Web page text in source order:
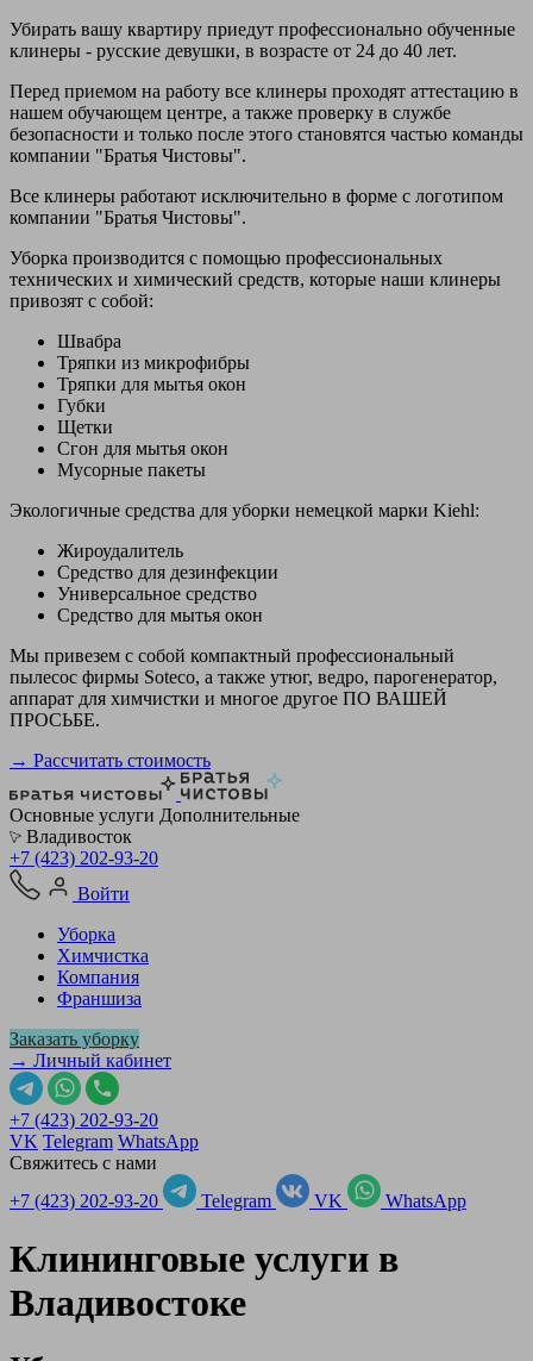
Убирать вашу квартиру приедут профессионально обученные
клинеры - русские девушки, в возрасте от 24 до 40 лет.
Перед приемом на работу все клинеры проходят аттестацию в
нашем обучающем центре, а также проверку в службе
безопасности и только после этого становятся частью команды
компании "Братья Чистовы".
Все клинеры работают исключительно в форме с логотипом
компании "Братья Чистовы".
Уборка производится с помощью профессиональных
технических и химический средств, которые наши клинеры
привозят с собой:
Швабра
Тряпки из микрофибры
Тряпки для мытья окон
Губки
Щетки
Сгон для мытья окон
Мусорные пакеты
Экологичные средства для уборки немецкой марки Kiehl:
Жироудалитель
Средство для дезинфекции
Универсальное средство
Средство для мытья окон
Мы привезем с собой компактный профессиональный
пылесос фирмы Soteco, а также утюг, ведро, парогенератор,
аппарат для химчистки и многое другое ПО ВАШЕЙ
ПРОСЬБЕ.
→ Рассчитать стоимость
Основные услуги Дополнительные
Владивосток
+7 (423) 202-93-20
Войти
Уборка
Химчистка
Компания
Франшиза
Заказать уборку
→ Личный кабинет
+7 (423) 202-93-20
VK Telegram WhatsApp
Свяжитесь с нами
+7 (423) 202-93-20
Telegram VK WhatsApp
Клининговые услуги в
Владивостоке